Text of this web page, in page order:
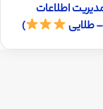
اطلاعات
)